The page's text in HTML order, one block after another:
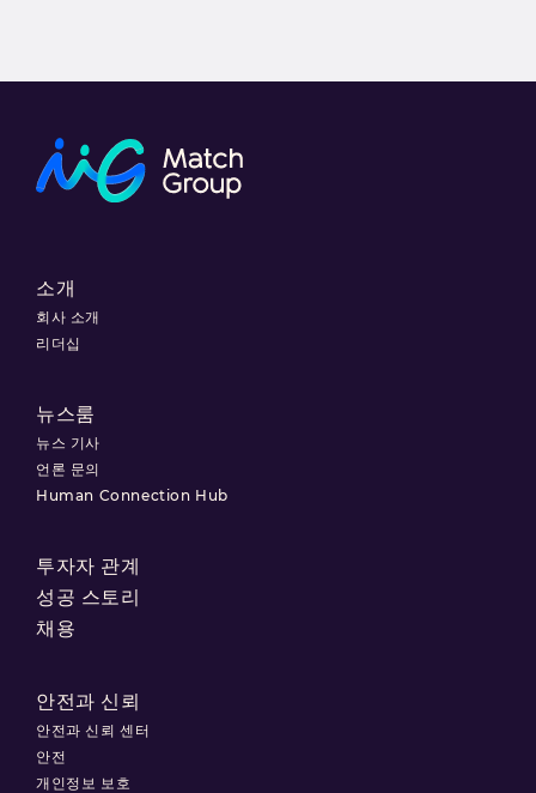
소개
회사 소개
리더십
뉴스룸
뉴스 기사
언론 문의
Human Connection Hub
투자자 관계
성공 스토리
채용
안전과 신뢰
안전과 신뢰 센터
안전
개인정보 보호